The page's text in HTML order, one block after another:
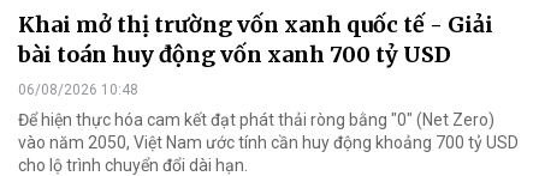
Khai mở thị trường vốn xanh quốc tế - Giải
bài toán huy động vốn xanh 700 tỷ USD
06/08/2026 10:48
Để hiện thực hóa cam kết đạt phát thải ròng bằng "0" (Net Zero)
vào năm 2050, Việt Nam ước tính cần huy động khoảng 700 tỷ USD
cho lộ trình chuyển đổi dài hạn.